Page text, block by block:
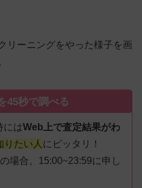
リーニングをやった様子を画
45秒で調べる
にはWeb上で査定結果がわ
りたい人 にピッタリ！
場合。15:00~23:59に申し